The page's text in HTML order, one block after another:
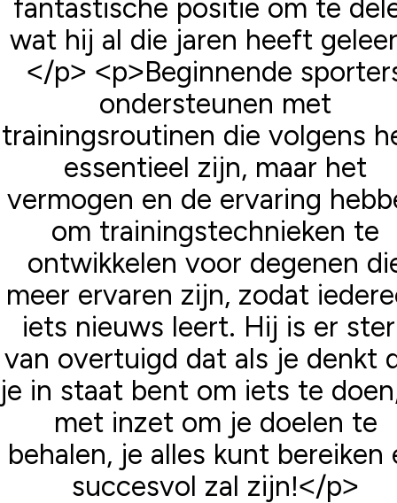
fantastische positie om te
wat hij al die jaren heeft
</p> <p>Beginnende
ondersteunen met
trainingsroutinen die volgens
essentieel zijn, maar het
vermogen en de ervaring
om trainingstechnieken te
ontwikkelen voor degenen
meer ervaren zijn, zodat
iets nieuws leert. Hij is er
van overtuigd dat als je denkt
je in staat bent om iets te
met inzet om je doelen te
behalen, je alles kunt bereiken
succesvol zal zijn!</p>